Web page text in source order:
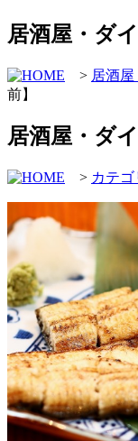
居酒屋・ダ
> 居酒
前】
居酒屋・ダ
> カテゴ